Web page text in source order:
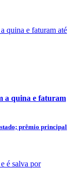
a quina e faturam
prêmio principal